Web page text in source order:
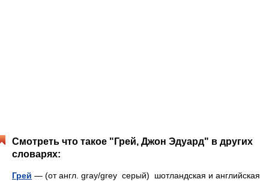
Смотреть что такое "Грей, Джон Эдуард" в других
словарях:
Грей — (от англ. gray/grey серый) шотландская и английская